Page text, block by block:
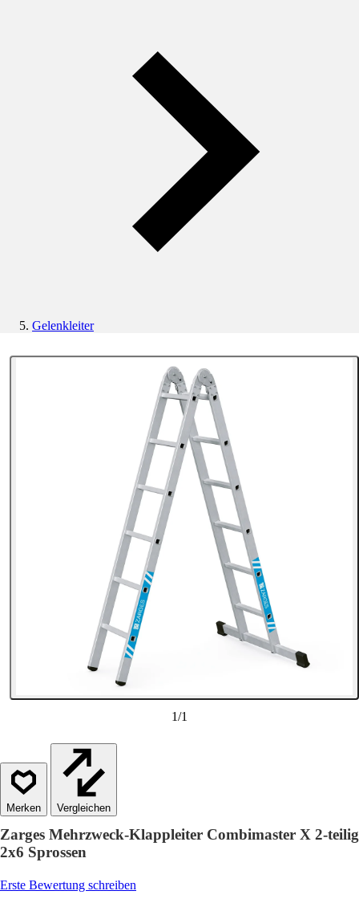
Gelenkleiter
1/1
Vergleichen
Zarges Mehrzweck-Klappleiter Combimaster X 2-teilig
2x6 Sprossen
Erste Bewertung schreiben